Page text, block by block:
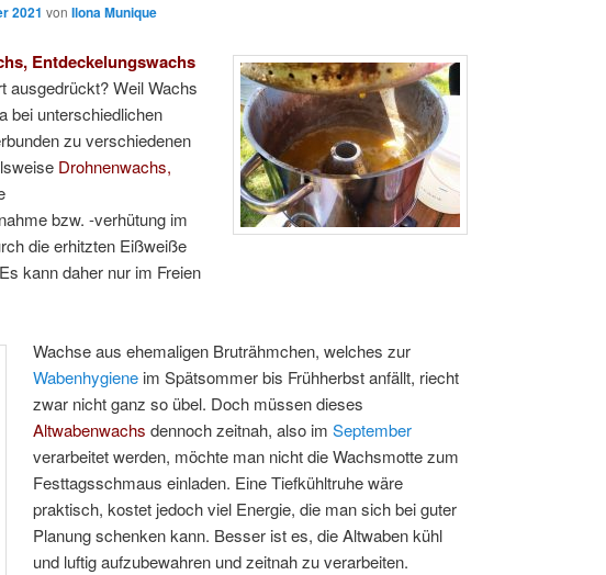
2021 von Ilona Munique
Entdeckelungswachs
Weil Wachs
bei unterschiedlichen
zu verschiedenen
Drohnenwachs,
bzw. -verhütung im
die erhitzten Eißweiße
kann daher nur im Freien
Wachse aus ehemaligen Bruträhmchen, welches zur
Wabenhygiene im Spätsommer bis Frühherbst anfällt, riecht
zwar nicht ganz so übel. Doch müssen dieses
Altwabenwachs dennoch zeitnah, also imSeptember
verarbeitet werden, möchte man nicht die Wachsmotte zum
Festtagsschmaus einladen. Eine Tiefkühltruhe wäre
praktisch, kostet jedoch viel Energie, die man sich bei guter
Planung schenken kann. Besser ist es, die Altwaben kühl
und luftig aufzubewahren und zeitnah zu verarbeiten.